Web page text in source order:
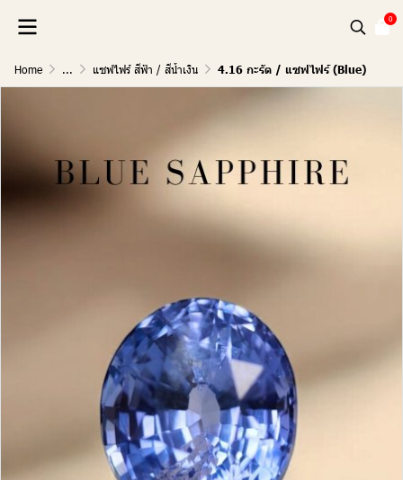
0
Home ... แซฟไฟร์ สีฟ้า / สีน้ำเงิน 4.16 กะรัต / แซฟไฟร์ (Blue)